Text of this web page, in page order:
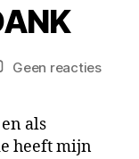
Geen reactiesop
als
heeft mijn